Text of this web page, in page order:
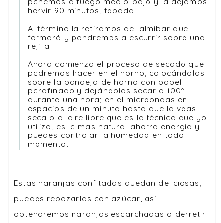
hervir 90 minutos, tapada.
Al término la retiramos del almíbar que
formará y pondremos a escurrir sobre una
rejilla.
Ahora comienza el proceso de secado que
podremos hacer en el horno, colocándolas
sobre la bandeja de horno con papel
parafinado y dejándolas secar a 100º
durante una hora; en el microondas en
espacios de un minuto hasta que la veas
seca o al aire libre que es la técnica que yo
utilizo, es la mas natural ahorra energía y
puedes controlar la humedad en todo
momento.
Estas naranjas confitadas quedan deliciosas,
puedes rebozarlas con azúcar, así
obtendremos naranjas escarchadas o derretir